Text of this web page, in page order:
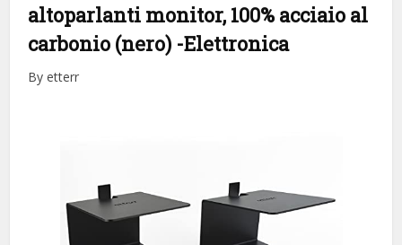
altoparlanti monitor, 100% acciaio al
carbonio (nero) -Elettronica
By etterr